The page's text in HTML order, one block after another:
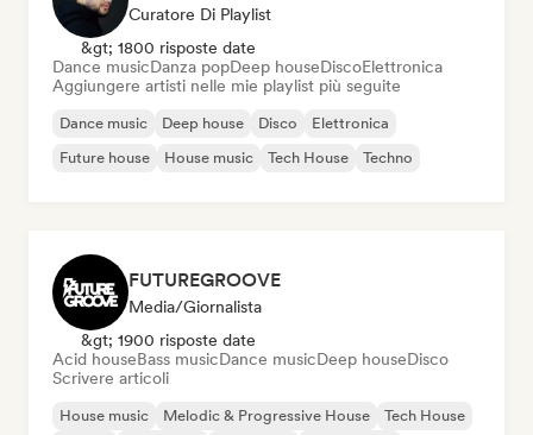
Curatore Di Playlist
&gt; 1800 risposte date
Dance musicDanza popDeep houseDiscoElettronica
Aggiungere artisti nelle mie playlist più seguite
Dance music Deep house Disco
Elettronica
Future house
House music Tech House Techno
FUTUREGROOVE
Media/Giornalista
&gt; 1900 risposte date
Acid houseBass musicDance musicDeep houseDisco
Scrivere articoli
House music Melodic & Progressive House
Tech House